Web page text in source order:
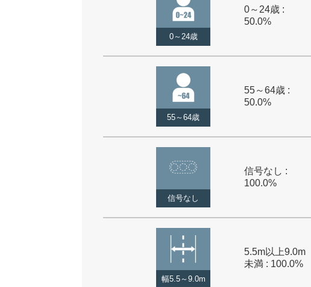
0～24歳
0～24歳 :
50.0%
55～64歳
55～64歳 :
50.0%
信号なし
信号なし :
100.0%
幅5.5～9.0m
5.5m以上9.0m
未満 : 100.0%